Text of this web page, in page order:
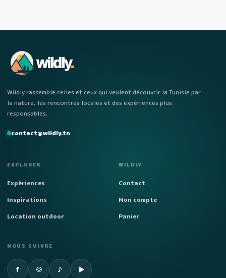
wildly.
Wildly rassemble celles et ceux qui veulent découvrir la Tunisie par
la nature, les rencontres locales et des expériences plus
responsables.
contact@wildly.tn
EXPLORER
Expériences
Inspirations
Location outdoor
WILDLY
Contact
Mon compte
Panier
NOUS SUIVRE
f
Facebook◎
Instagram♪
TikTok ▶
YouTube